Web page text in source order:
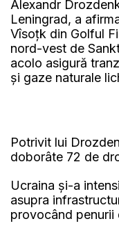
Alexandr
Leningrad, a
Vîsoţk din Golful
nord-vest de
acolo asigură
şi gaze naturale
Potrivit lui
doborâte 72 de
Ucraina şi-a
asupra
provocând penurii